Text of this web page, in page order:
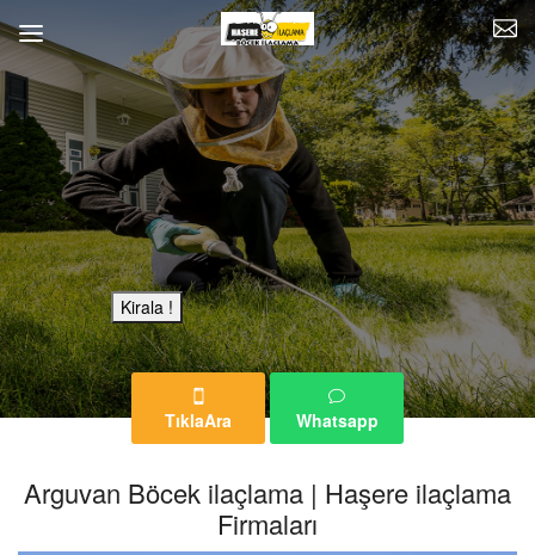
TıklaAra Whatsapp
Bu Reklam Sayfası Kiralıktır.
Kirala !
Arguvan Böcek ilaçlama | Haşere ilaçlama
Firmaları